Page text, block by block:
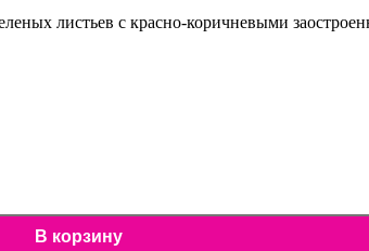
листьев с красно-коричневыми
В корзину